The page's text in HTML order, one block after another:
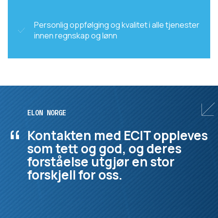
Personlig oppfølging og kvalitet i alle tjenester
innen regnskap og lønn
“
ELON NORGE
Kontakten med ECIT oppleves
som tett og god, og deres
forståelse utgjør en stor
forskjell for oss.